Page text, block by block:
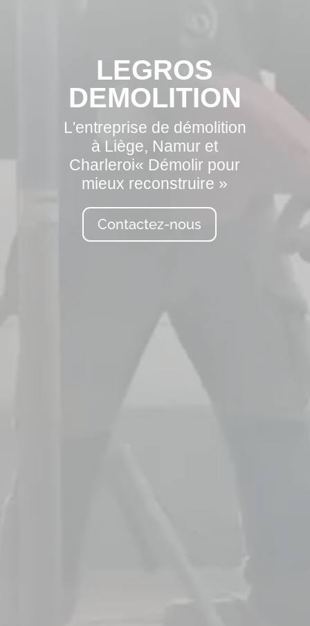
LEGROS
DEMOLITION
L'entreprise de démolition
à Liège, Namur et
Charleroi« Démolir pour
mieux reconstruire »
Contactez-nous